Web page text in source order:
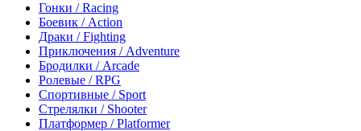
Гонки / Racing
Боевик / Action
Драки / Fighting
Приключения / Adventure
Бродилки / Arcade
Ролевые / RPG
Спортивные / Sport
Стрелялки / Shooter
Платформер / Platformer